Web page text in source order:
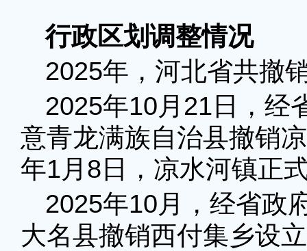
行政区划调整情况
2025年，河北省共撤
2025年10月21日，经
意青龙满族自治县撤销
年1月8日，凉水河镇正
2025年10月，经省政
大名县撤销西付集乡设